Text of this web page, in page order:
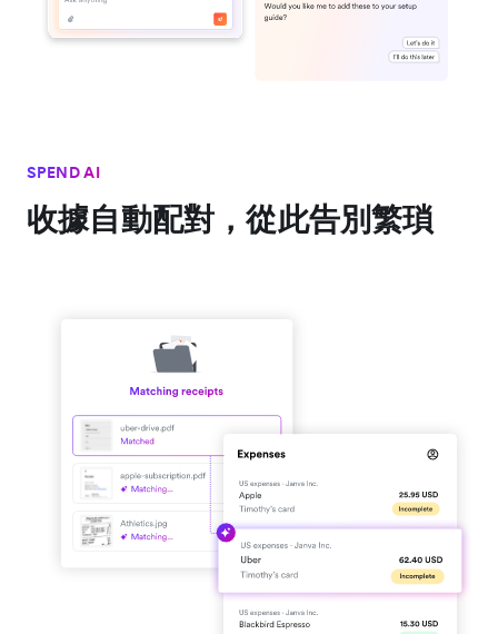
SPEND AI
收據自動配對，從此告別繁瑣